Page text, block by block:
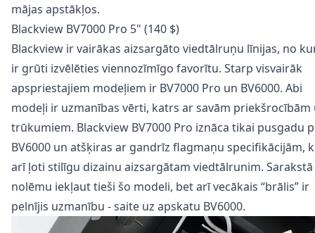
mājas apstākļos.
Blackview BV7000 Pro 5" (140 $)
Blackview ir vairākas aizsargāto viedtālruņu līnijas, no
ir grūti izvēlēties viennozīmīgo favorītu. Starp visvairāk
apspriestajiem modeļiem ir BV7000 Pro un BV6000. Abi
modeļi ir uzmanības vērti, katrs ar savām priekšrocībām
trūkumiem. Blackview BV7000 Pro iznāca tikai pusgadu
BV6000 un atšķiras ar gandrīz flagmaņu specifikācijām,
arī ļoti stilīgu dizainu aizsargātam viedtālrunim. Sarakstā
nolēmu iekļaut tieši šo modeli, bet arī vecākais “brālis” ir
pelnījis uzmanību - saite uz apskatu BV6000.